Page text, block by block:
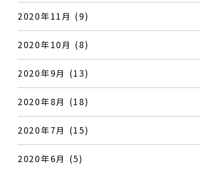
2020年11月 (9)
2020年10月 (8)
2020年9月 (13)
2020年8月 (18)
2020年7月 (15)
2020年6月 (5)